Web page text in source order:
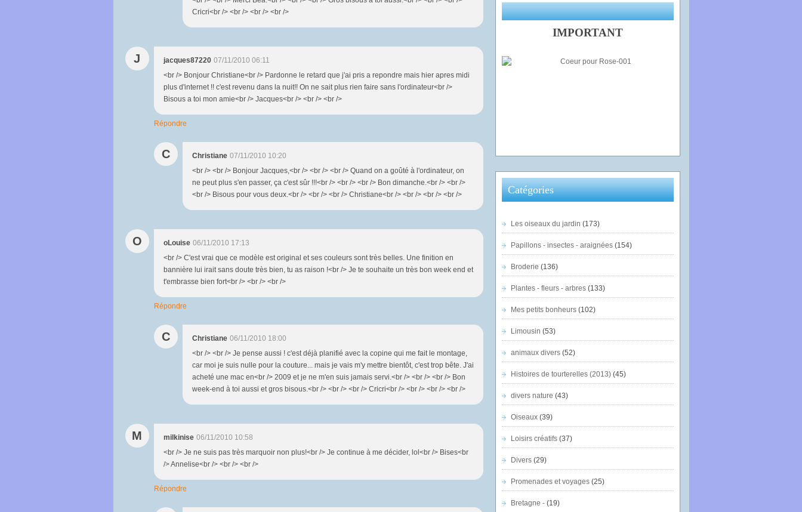
Cricri<br /> <br /> <br /> <br />
J jacques87220 07/11/2010 06:11
<br /> Bonjour Christiane<br /> Pardonne le retard que j'ai pris a repondre mais hier apres midi
plus d'internet !! c'est revenu dans la nuit!! On ne sait plus rien faire sans l'ordinateur<br />
Bisous a toi mon amie<br /> Jacques<br /> <br /> <br />
Répondre
C Christiane 07/11/2010 10:20
<br /> <br /> Bonjour Jacques,<br /> <br /> <br /> Quand on a goûté à l'ordinateur, on
ne peut plus s'en passer, ça c'est sûr !!!<br /> <br /> <br /> Bon dimanche.<br /> <br />
<br /> Bisous pour vous deux.<br /> <br /> <br /> Christiane<br /> <br /> <br /> <br />
O oLouise 06/11/2010 17:13
<br /> C'est vrai que ce modèle est original et ses couleurs sont très belles. Une finition en
bannière lui irait sans doute très bien, tu as raison !<br /> Je te souhaite un très bon week end et
t'embrasse bien fort<br /> <br /> <br />
Répondre
C Christiane 06/11/2010 18:00
<br /> <br /> Je pense aussi ! c'est déjà planifié avec la copine qui me fait le montage,
car moi je suis nulle pour la couture... mais je vais m'y mettre bientôt, c'est trop bête. J'ai
acheté une mac en<br /> 2009 et je ne m'en suis jamais servi.<br /> <br /> <br /> Bon
week-end à toi aussi et gros bisous.<br /> <br /> <br /> Cricri<br /> <br /> <br /> <br />
M milkinise 06/11/2010 10:58
<br /> Je ne suis pas très marquoir non plus!<br /> Je continue à me décider, lol<br /> Bises<br
/> Annelise<br /> <br /> <br />
Répondre
IMPORTANT
Catégories
Les oiseaux du jardin (173)
Papillons - insectes - araignées(154)
Broderie (136)
Plantes - fleurs - arbres(133)
Mes petits bonheurs(102)
Limousin (53)
animaux divers(52)
Histoires de tourterelles (2013)(45)
divers nature (43)
Oiseaux(39)
Loisirs créatifs(37)
Divers(29)
Promenades et voyages(25)
Bretagne -(19)